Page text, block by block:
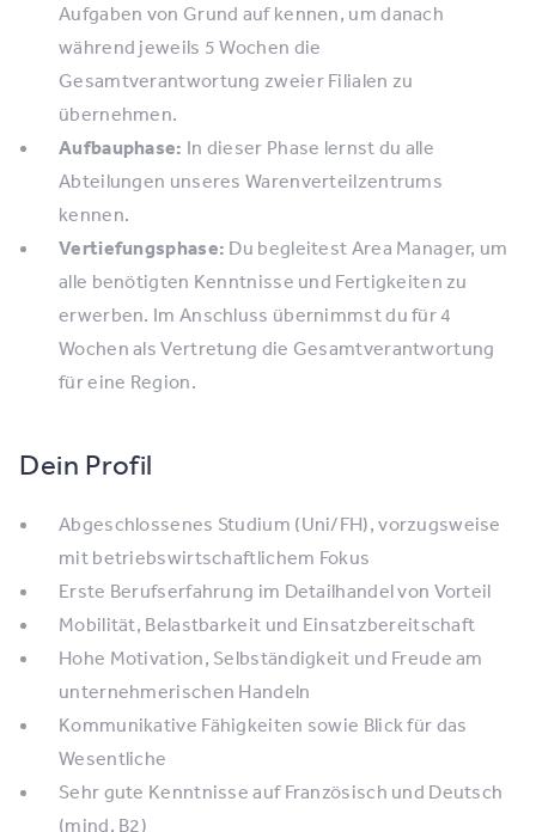
Aufgaben von Grund auf kennen, um danach
während jeweils 5 Wochen die
Gesamtverantwortung zweier Filialen zu
übernehmen.
Aufbauphase: In dieser Phase lernst du alle
Abteilungen unseres Warenverteilzentrums
kennen.
Vertiefungsphase: Du begleitest Area Manager, um
alle benötigten Kenntnisse und Fertigkeiten zu
erwerben. Im Anschluss übernimmst du für 4
Wochen als Vertretung die Gesamtverantwortung
für eine Region.
Dein Profil
Abgeschlossenes Studium (Uni/FH), vorzugsweise
mit betriebswirtschaftlichem Fokus
Erste Berufserfahrung im Detailhandel von Vorteil
Mobilität, Belastbarkeit und Einsatzbereitschaft
Hohe Motivation, Selbständigkeit und Freude am
unternehmerischen Handeln
Kommunikative Fähigkeiten sowie Blick für das
Wesentliche
Sehr gute Kenntnisse auf Französisch und Deutsch
(mind. B2)